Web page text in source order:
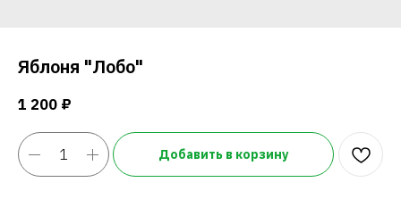
Яблоня "Лобо"
1 200 ₽
Добавить в корзину